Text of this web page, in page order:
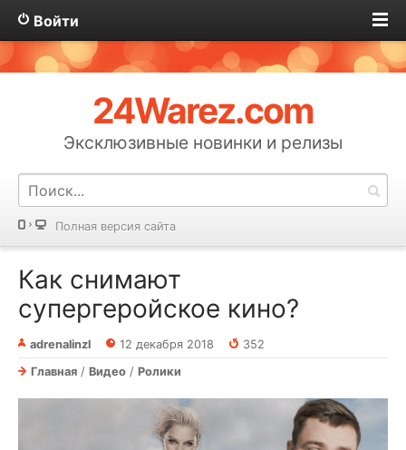
Войти
24Warez.com
Эксклюзивные новинки и релизы
Полная версия сайта
Как снимают
супергеройское кино?
adrenalinzl 12 декабря 2018
352
Главная / Видео / Ролики